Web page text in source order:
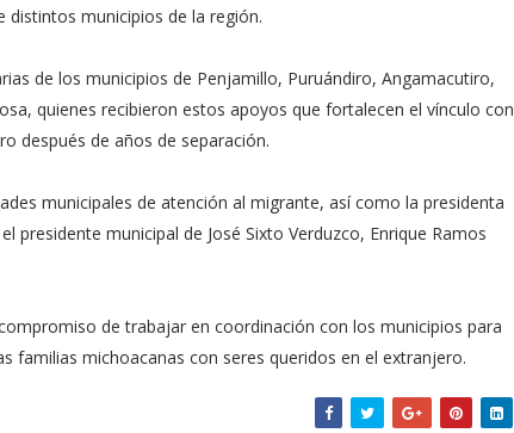
distintos municipios de la región.
de los municipios de Penjamillo, Puruándiro, Angamacutiro,
quienes recibieron estos apoyos que fortalecen el vínculo con
después de años de separación.
municipales de atención al migrante, así como la presidenta
presidente municipal de José Sixto Verduzco, Enrique Ramos
de trabajar en coordinación con los municipios para
familias michoacanas con seres queridos en el extranjero.